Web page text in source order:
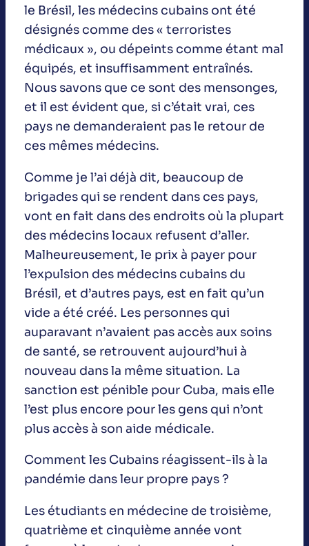
le Brésil, les médecins cubains ont été
désignés comme des « terroristes
médicaux », ou dépeints comme étant mal
équipés, et insuffisamment entraînés.
Nous savons que ce sont des mensonges,
et il est évident que, si c’était vrai, ces
pays ne demanderaient pas le retour de
ces mêmes médecins.
Comme je l’ai déjà dit, beaucoup de
brigades qui se rendent dans ces pays,
vont en fait dans des endroits où la plupart
des médecins locaux refusent d’aller.
Malheureusement, le prix à payer pour
l’expulsion des médecins cubains du
Brésil, et d’autres pays, est en fait qu’un
vide a été créé. Les personnes qui
auparavant n’avaient pas accès aux soins
de santé, se retrouvent aujourd’hui à
nouveau dans la même situation. La
sanction est pénible pour Cuba, mais elle
l’est plus encore pour les gens qui n’ont
plus accès à son aide médicale.
Comment les Cubains réagissent-ils à la
pandémie dans leur propre pays ?
Les étudiants en médecine de troisième,
quatrième et cinquième année vont